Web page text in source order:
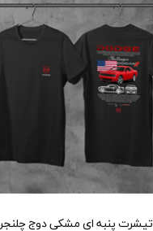
تیشرت پنبه ای مشکی دوج چلنجر